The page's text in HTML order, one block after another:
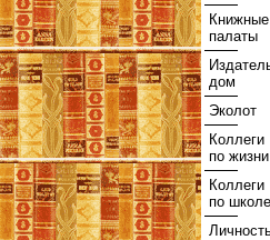
Книжные
палаты
дом
Эколот
Коллеги
по жизни
Коллеги
по школе